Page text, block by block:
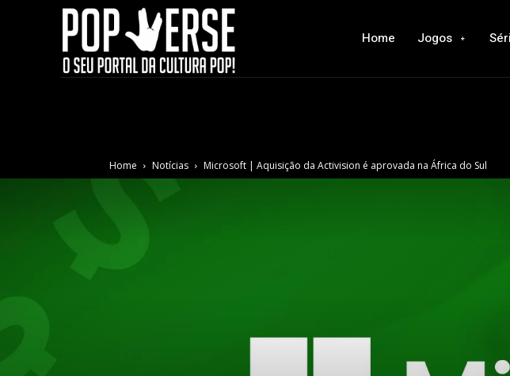
Home Jogos
Home Notícias Microsoft | Aquisição da Activision é aprovada na África do Sul